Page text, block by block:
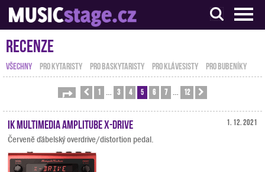
S muzikanty pro muzikanty
Recenze
VŠECHNY PRO KYTARISTY PRO BASKYTARISTY PRO KLÁVESISTY PRO BUBENÍKY
Stránka zPředchozí
1 3 4 5 6 7 12
1. 12. 2021
IK Multimedia AmpliTube X-DRIVE
Červeně ďábelský overdrive/distortion pedal.